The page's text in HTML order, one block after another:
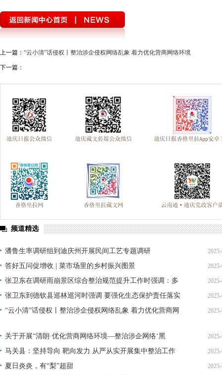
上一篇： “云小清”话侵权丨整治涉企侵权网络乱象 着力优化营商网络环境
下一篇：
频道精选
潘鲁生率调研组到迪庆州开展民间工艺专题调研
答好五问促增收 | 菜市场里的乡村振兴图景
张卫东在调研雨崩景区综合整治规范提升工作时强调：多
维度推动景区高质量发展
张卫东到德钦县巡林巡河时强调 要强化生态保护责任落实
坚决守护好绿水青山
“云小清”话侵权丨整治涉企侵权网络乱象 着力优化营商网
关于开展“清朗·优化营商网络环境—整治涉企网络‘黑
嘴’”专项行动的通知
马关县：坚持导向 靶向发力 从严从实开展集中整治工作
夏日炎炎，有“梨”超甜